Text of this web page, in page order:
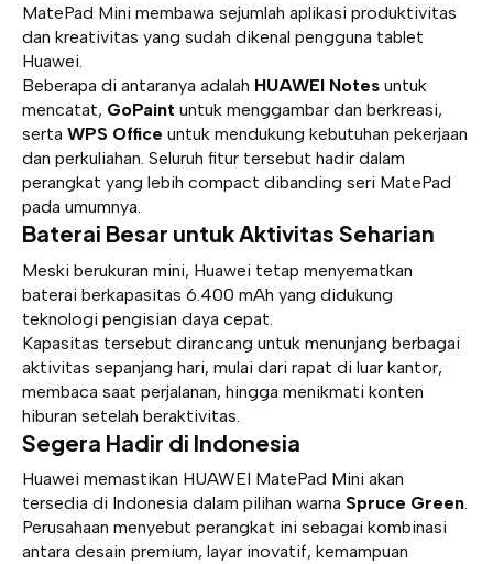
MatePad Mini membawa sejumlah aplikasi produktivitas
dan kreativitas yang sudah dikenal pengguna tablet
Huawei.
Beberapa di antaranya adalah HUAWEI Notes untuk
mencatat, GoPaint untuk menggambar dan berkreasi,
serta WPS Office untuk mendukung kebutuhan pekerjaan
dan perkuliahan. Seluruh fitur tersebut hadir dalam
perangkat yang lebih compact dibanding seri MatePad
pada umumnya.
Baterai Besar untuk Aktivitas Seharian
Meski berukuran mini, Huawei tetap menyematkan
baterai berkapasitas 6.400 mAh yang didukung
teknologi pengisian daya cepat.
Kapasitas tersebut dirancang untuk menunjang berbagai
aktivitas sepanjang hari, mulai dari rapat di luar kantor,
membaca saat perjalanan, hingga menikmati konten
hiburan setelah beraktivitas.
Segera Hadir di Indonesia
Huawei memastikan HUAWEI MatePad Mini akan
tersedia di Indonesia dalam pilihan warna Spruce Green.
Perusahaan menyebut perangkat ini sebagai kombinasi
antara desain premium, layar inovatif, kemampuan